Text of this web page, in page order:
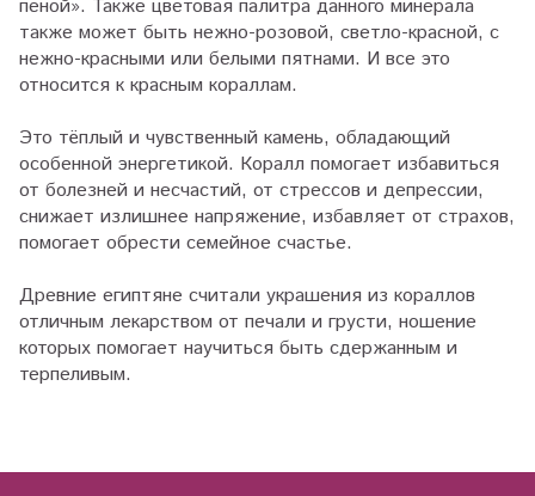
пеной». Также цветовая палитра данного минерала
также может быть нежно-розовой, светло-красной, с
нежно-красными или белыми пятнами. И все это
относится к красным кораллам.
Это тёплый и чувственный камень, обладающий
особенной энергетикой. Коралл помогает избавиться
от болезней и несчастий, от стрессов и депрессии,
снижает излишнее напряжение, избавляет от страхов,
помогает обрести семейное счастье.
Древние египтяне считали украшения из кораллов
отличным лекарством от печали и грусти, ношение
которых помогает научиться быть сдержанным и
терпеливым.